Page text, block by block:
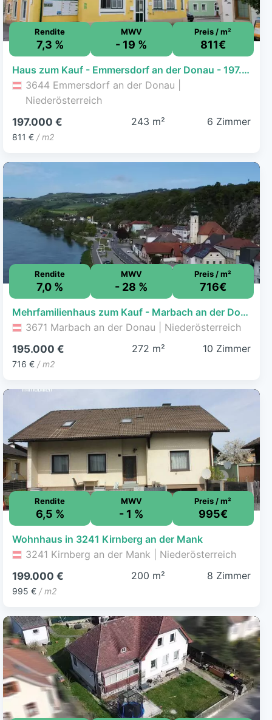
Rendite
7,3 %
MWV
- 19 %
Preis / m²
811€
Haus zum Kauf - Emmersdorf an der Donau - 197.000 € - 6 Zimmer, 243 m², 100 m² Grundstück
3644 Emmersdorf an der Donau |
Niederösterreich
197.000 €
811 € / m2
243 m² 6 Zimmer
Rendite
7,0 %
MWV
- 28 %
Preis / m²
716€
Mehrfamilienhaus zum Kauf - Marbach an der Donau - 195.000 € - 10 Zimmer, 272,2 m², 129 m² Grundstück
3671 Marbach an der Donau | Niederösterreich
195.000 €
716 € / m2
272 m² 10 Zimmer
Rendite
6,5 %
MWV
- 1 %
Preis / m²
995€
Wohnhaus in 3241 Kirnberg an der Mank
3241 Kirnberg an der Mank | Niederösterreich
199.000 €
995 € / m2
200 m² 8 Zimmer